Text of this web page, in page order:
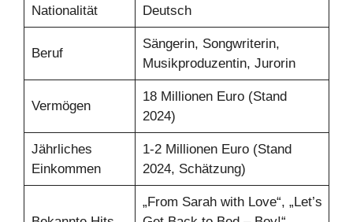
Nationalität Deutsch
Beruf
Sängerin, Songwriterin,
Musikproduzentin, Jurorin
Vermögen
18 Millionen Euro (Stand
2024)
Jährliches
Einkommen
1-2 Millionen Euro (Stand
2024, Schätzung)
„From Sarah with Love“, „Let’s